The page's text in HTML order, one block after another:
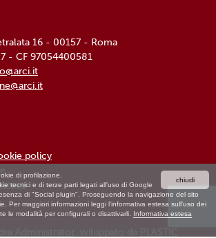
chiudi
di profilazione.
tecnici e di terze parti legati all'uso di Google
di "Social plugin". Proseguendo la navigazione del sito
Per maggiori informazioni leggi l'informativa estesa sull'uso dei
le modalità per configurali o disattivarli. Informativa estesa
16 - 00157 - Roma
- CF 97054400581
policy